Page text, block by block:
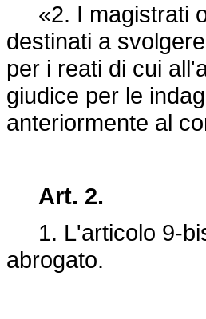
«2. I magistrati
destinati a
per i reati di cui
giudice per le
anteriormente al
Art. 2.
1. L'articolo 9-
abrogato.